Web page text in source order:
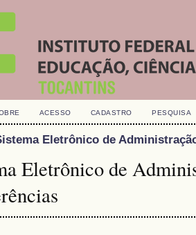
ACESSO CADASTRO PESQUISA
Eletrônico de
Eletrônico de